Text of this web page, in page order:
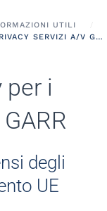
UTILI
INFORMATIVA PRIVACY SERVIZI A/V GARR
per i
degli
UE